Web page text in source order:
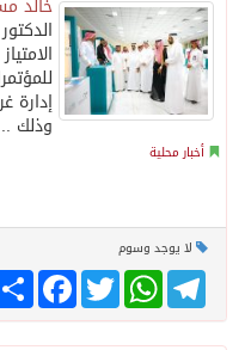
خالد
إدارة
وذلك ..
أخبار محلية
لا يوجد وسوم
انشر
FacebookTwitter
WhatsAppTelegram